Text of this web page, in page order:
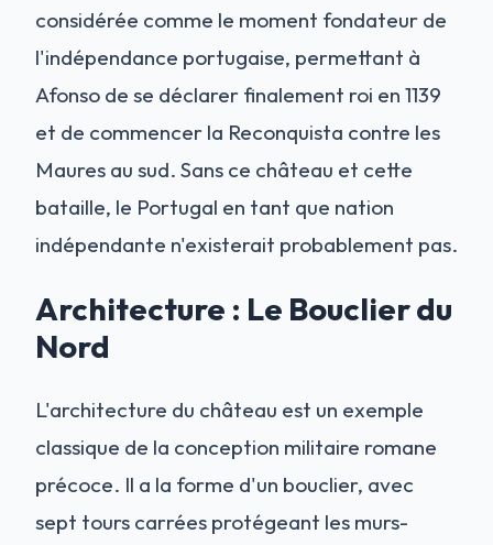
considérée comme le moment fondateur de
l'indépendance portugaise, permettant à
Afonso de se déclarer finalement roi en 1139
et de commencer la Reconquista contre les
Maures au sud. Sans ce château et cette
bataille, le Portugal en tant que nation
indépendante n'existerait probablement pas.
Architecture : Le Bouclier du
Nord
L'architecture du château est un exemple
classique de la conception militaire romane
précoce. Il a la forme d'un bouclier, avec
sept tours carrées protégeant les murs-